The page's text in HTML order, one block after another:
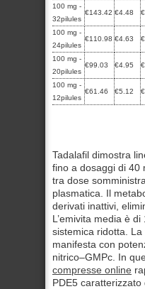
100 mg -
32pilules
€143.42 €4.48
100 mg -
24pilules
€110.98 €4.63
100 mg -
20pilules
€99.03 €4.95
100 mg -
12pilules
€61.46 €5.12
Tadalafil dimostra
fino a dosaggi di 40
tra dose
plasmatica. Il
derivati inattivi,
L’emivita media è
sistemica ridotta.
manifesta con
nitrico–GMPc. In
compresse online
PDE5